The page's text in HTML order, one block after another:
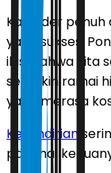
Kalender
yang sukses.
ilusi bahwa kita
semakin ramai
yang merasa
Kesendirian
padahal